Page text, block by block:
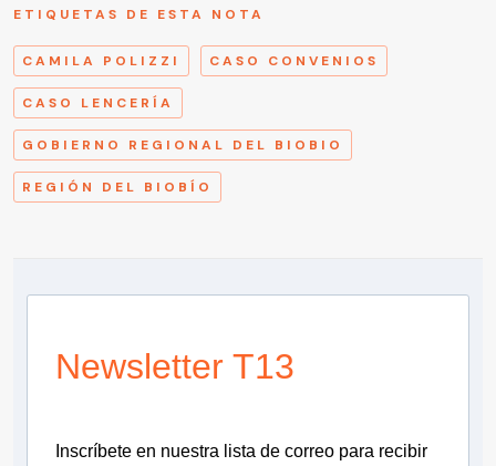
ETIQUETAS DE ESTA NOTA
CAMILA POLIZZI CASO CONVENIOS
CASO LENCERÍA
GOBIERNO REGIONAL DEL BIOBIO
REGIÓN DEL BIOBÍO
Newsletter T13
Inscríbete en nuestra lista de correo para recibir